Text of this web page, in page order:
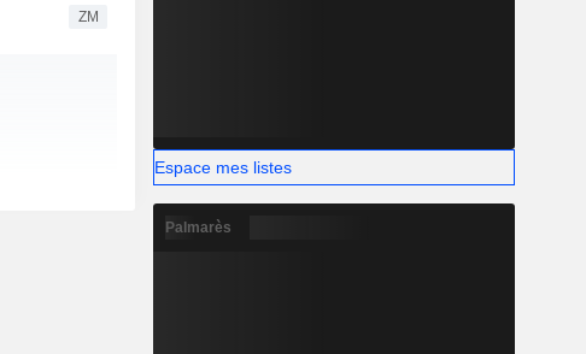
ZM
Espace mes listes
Palmarès